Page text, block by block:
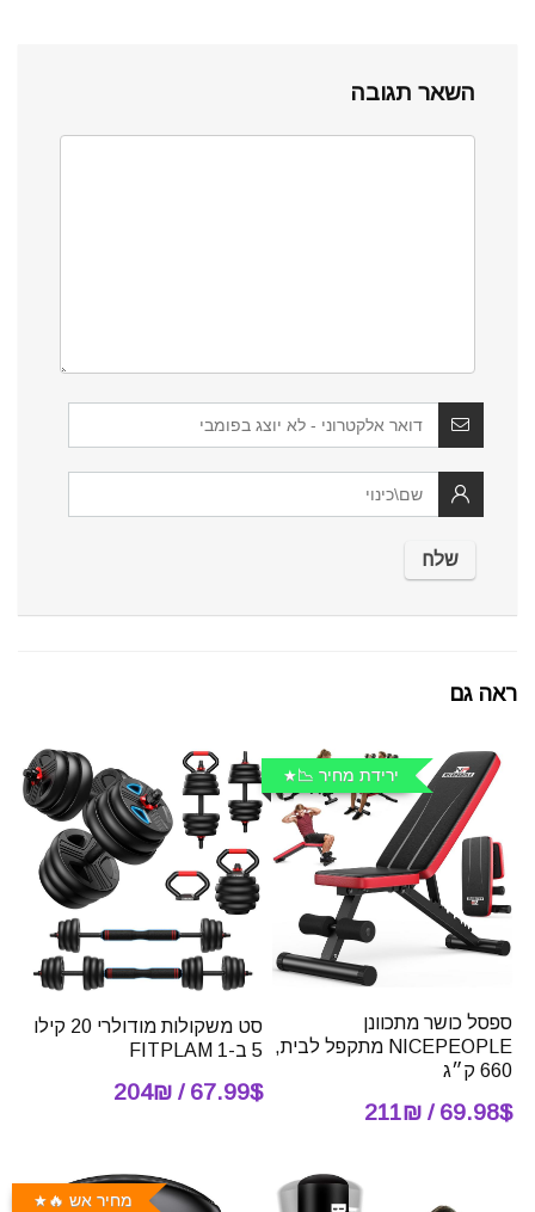
השאר תגובה
ראה גם
ירידת מחיר 📉
ספסל כושר מתכוונן
NICEPEOPLE מתקפל לבית,
660 ק״ג
69.98$ / 211₪
סט משקולות מודולרי 20 קילו
5 ב-1 FITPLAM
67.99$ / 204₪
מחיר אש 🔥